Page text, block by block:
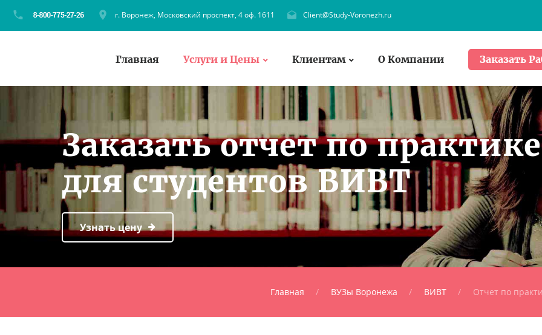
г. Воронеж, Московский проспект, 4 оф. 1611 Client@Study-Voronezh.ru
Главная Услуги и Цены Клиентам О Компании Заказать
Заказать отчет по практике
для студентов ВИВТ
Узнать цену
Главная ВУЗы Воронежа ВИВТ Отчет по